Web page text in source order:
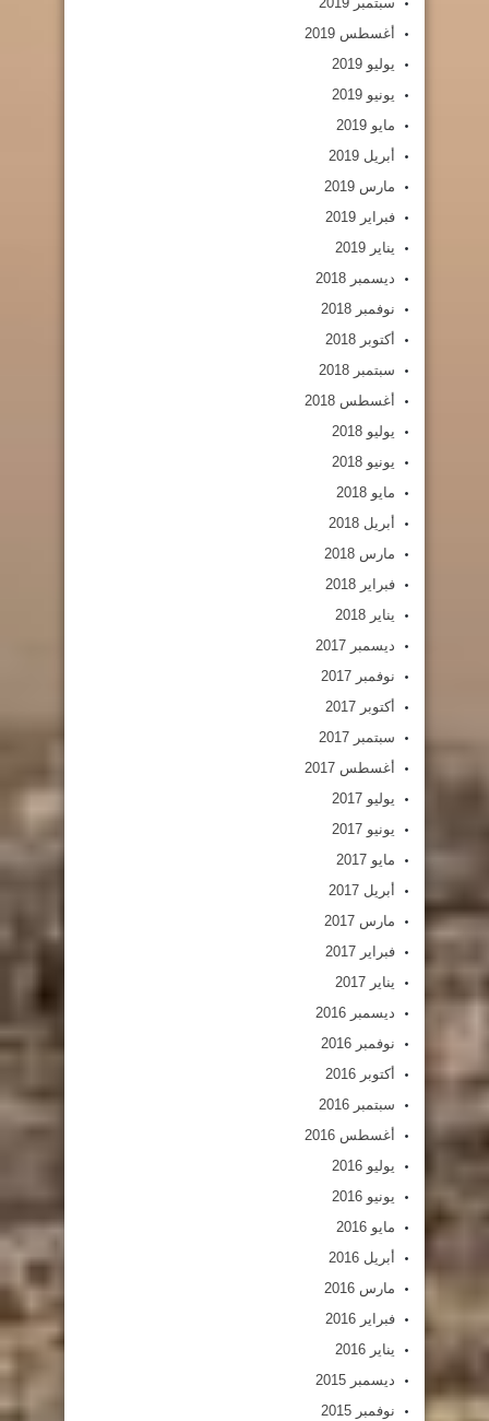
أغسطس 2019
يوليو 2019
يونيو 2019
مايو 2019
أبريل 2019
مارس 2019
فبراير 2019
يناير 2019
ديسمبر 2018
نوفمبر 2018
أكتوبر 2018
سبتمبر 2018
أغسطس 2018
يوليو 2018
يونيو 2018
مايو 2018
أبريل 2018
مارس 2018
فبراير 2018
يناير 2018
ديسمبر 2017
نوفمبر 2017
أكتوبر 2017
سبتمبر 2017
أغسطس 2017
يوليو 2017
يونيو 2017
مايو 2017
أبريل 2017
مارس 2017
فبراير 2017
يناير 2017
ديسمبر 2016
نوفمبر 2016
أكتوبر 2016
سبتمبر 2016
أغسطس 2016
يوليو 2016
يونيو 2016
مايو 2016
أبريل 2016
مارس 2016
فبراير 2016
يناير 2016
ديسمبر 2015
نوفمبر 2015